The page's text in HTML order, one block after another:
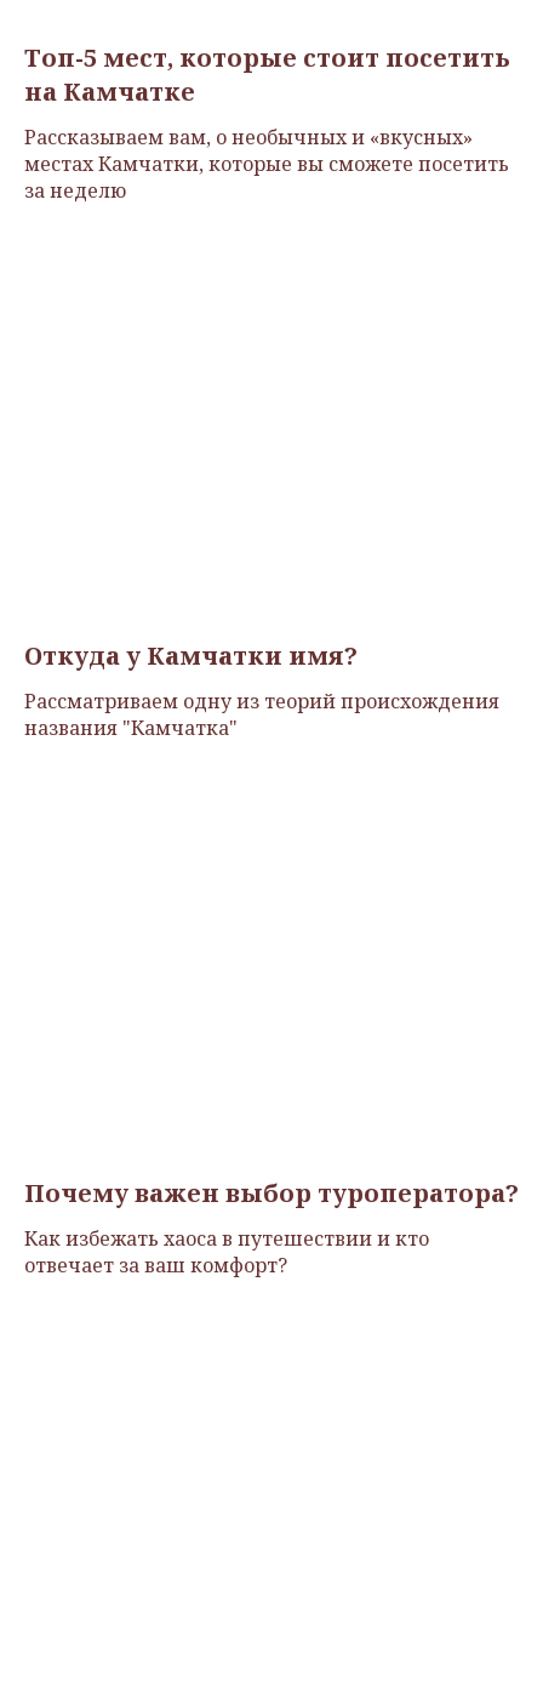
Топ-5 мест, которые стоит посетить
на Камчатке
Рассказываем вам, о необычных и «вкусных»
местах Камчатки, которые вы сможете посетить
за неделю
Откуда у Камчатки имя?
Рассматриваем одну из теорий происхождения
названия "Камчатка"
Почему важен выбор туроператора?
Как избежать хаоса в путешествии и кто
отвечает за ваш комфорт?